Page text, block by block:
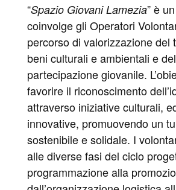
“Spazio Giovani Lamezia” è
coinvolge gli Operatori
percorso di valorizzazione del
beni culturali e ambientali e
partecipazione giovanile.
favorire il riconoscimento
attraverso iniziative culturali,
innovative, promuovendo un
sostenibile e solidale. I
alle diverse fasi del ciclo
programmazione alla